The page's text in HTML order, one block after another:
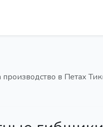
в Петах